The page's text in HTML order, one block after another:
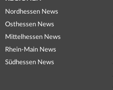
Nordhessen News
Osthessen News
Mittelhessen News
Rhein-Main News
Südhessen News